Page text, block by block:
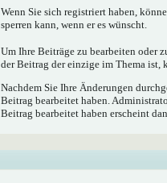
Wenn Sie sich registriert haben,
sperren kann, wenn er es wünscht.
Um Ihre Beiträge zu bearbeiten oder
der Beitrag der einzige im Thema ist,
Nachdem Sie Ihre Änderungen
Beitrag bearbeitet haben.
Beitrag bearbeitet haben erscheint